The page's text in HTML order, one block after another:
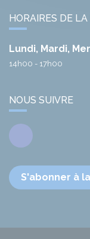
HORAIRES DE
Lundi, Mardi,
14h00 - 17h00
NOUS SUIVRE
Facebook
S'abonner à